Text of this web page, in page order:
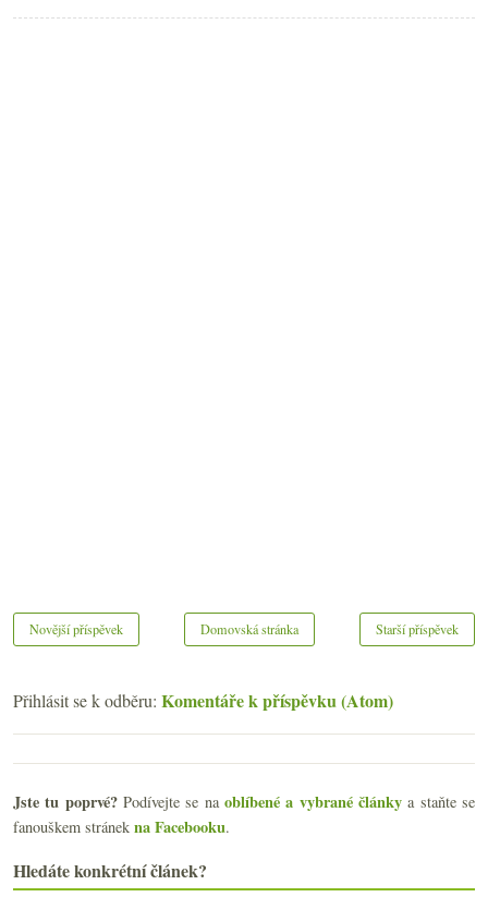
Novější příspěvek Starší příspěvek
Domovská stránka
Přihlásit se k odběru: Komentáře k příspěvku (Atom)
Jste tu poprvé?Podívejte se naoblíbené a vybrané články a staňte se
fanouškem stránek na Facebooku.
Hledáte konkrétní článek?